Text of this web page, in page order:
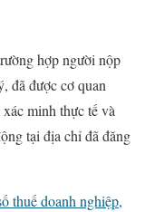
hợp người nộp
đã được cơ quan
minh thực tế và
tại địa chỉ đã đăng
thuế doanh nghiệp,